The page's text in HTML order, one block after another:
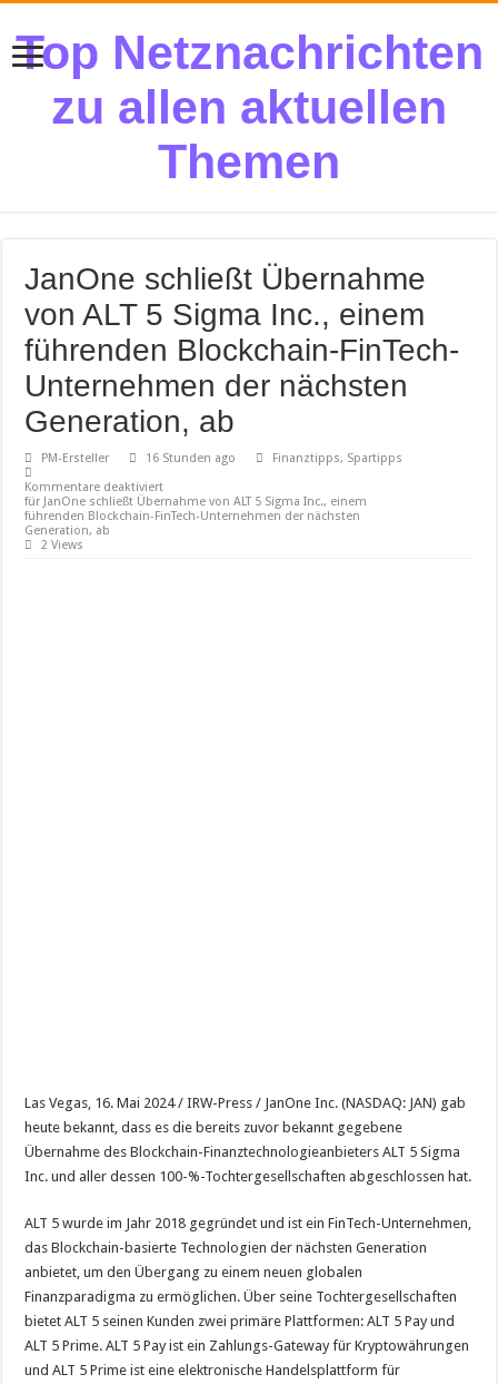
Top Netznachrichten
zu allen aktuellen
Themen
JanOne schließt Übernahme
von ALT 5 Sigma Inc., einem
führenden Blockchain-FinTech-
Unternehmen der nächsten
Generation, ab
PM-Ersteller 16 Stunden ago
Finanztipps, Spartipps
Kommentare deaktiviert
für JanOne schließt Übernahme von ALT 5 Sigma Inc., einem
führenden Blockchain-FinTech-Unternehmen der nächsten
Generation, ab
2 Views
Las Vegas, 16. Mai 2024 / IRW-Press / JanOne Inc. (NASDAQ: JAN) gab
heute bekannt, dass es die bereits zuvor bekannt gegebene
Übernahme des Blockchain-Finanztechnologieanbieters ALT 5 Sigma
Inc. und aller dessen 100-%-Tochtergesellschaften abgeschlossen hat.
ALT 5 wurde im Jahr 2018 gegründet und ist ein FinTech-Unternehmen,
das Blockchain-basierte Technologien der nächsten Generation
anbietet, um den Übergang zu einem neuen globalen
Finanzparadigma zu ermöglichen. Über seine Tochtergesellschaften
bietet ALT 5 seinen Kunden zwei primäre Plattformen: ALT 5 Pay und
ALT 5 Prime. ALT 5 Pay ist ein Zahlungs-Gateway für Kryptowährungen
und ALT 5 Prime ist eine elektronische Handelsplattform für